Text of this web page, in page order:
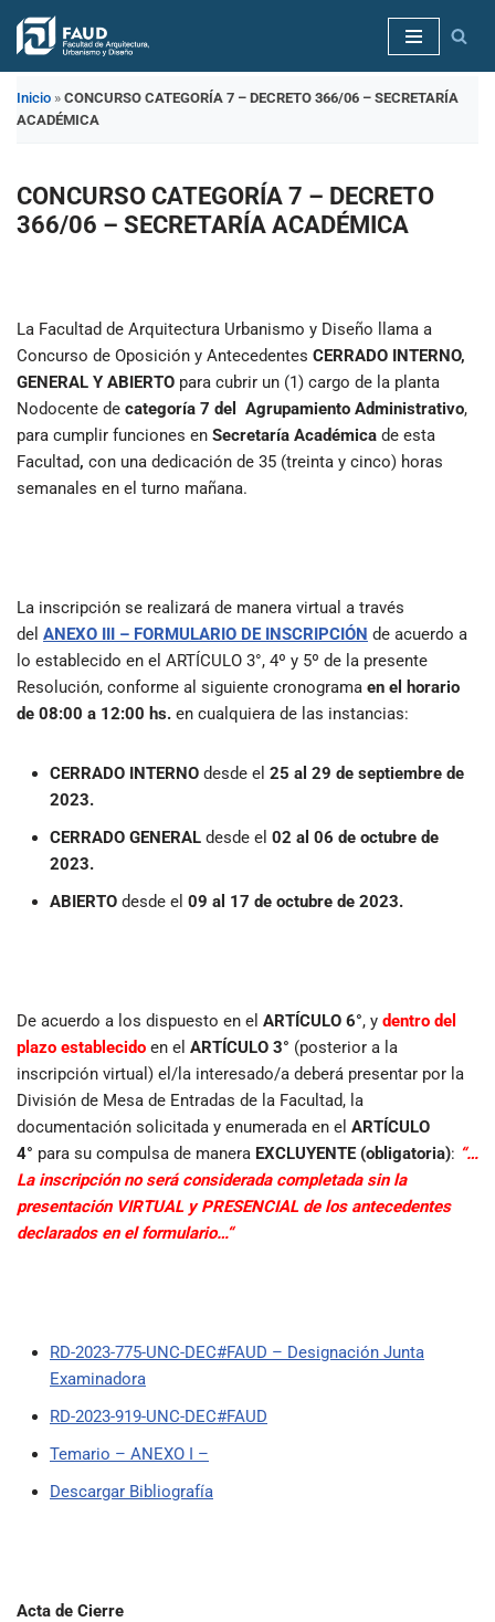
Saltar
contenido
Inicio » CONCURSO CATEGORÍA 7 – DECRETO 366/06 – SECRETARÍA
ACADÉMICA
CONCURSO CATEGORÍA 7 – DECRETO
366/06 – SECRETARÍA ACADÉMICA
La Facultad de Arquitectura Urbanismo y Diseño llama a
Concurso de Oposición y Antecedentes CERRADO INTERNO,
GENERAL Y ABIERTO para cubrir un (1) cargo de la planta
Nodocente de categoría 7 del Agrupamiento Administrativo,
para cumplir funciones en Secretaría Académica de esta
Facultad, con una dedicación de 35 (treinta y cinco) horas
semanales en el turno mañana.
La inscripción se realizará de manera virtual a través
del ANEXO III – FORMULARIO DE INSCRIPCIÓN de acuerdo a
lo establecido en el ARTÍCULO 3°, 4º y 5º de la presente
Resolución, conforme al siguiente cronograma en el horario
de 08:00 a 12:00 hs. en cualquiera de las instancias:
CERRADO INTERNO desde el 25 al 29 de septiembre de
2023.
CERRADO GENERAL desde el 02 al 06 de octubre de
2023.
ABIERTO desde el 09 al 17 de octubre de 2023.
De acuerdo a los dispuesto en el ARTÍCULO 6°, y dentro del
plazo establecido en el ARTÍCULO 3° (posterior a la
inscripción virtual) el/la interesado/a deberá presentar por la
División de Mesa de Entradas de la Facultad, la
documentación solicitada y enumerada en el ARTÍCULO
4° para su compulsa de manera EXCLUYENTE (obligatoria): “…
La inscripción no será considerada completada sin la
presentación VIRTUAL y PRESENCIAL de los antecedentes
declarados en el formulario…“
RD-2023-775-UNC-DEC#FAUD – Designación Junta
Examinadora
RD-2023-919-UNC-DEC#FAUD
Temario – ANEXO I –
Descargar Bibliografía
Acta de Cierre